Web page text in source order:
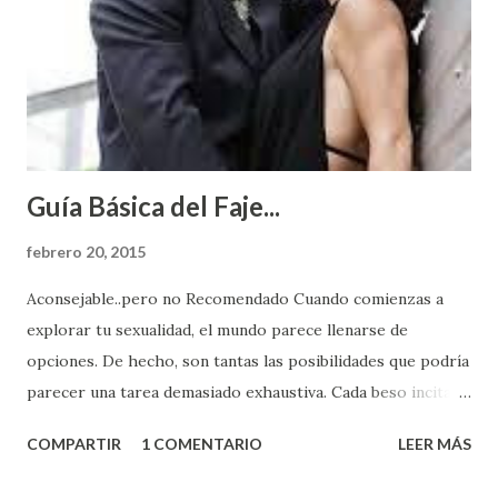
Guía Básica del Faje...
febrero 20, 2015
Aconsejable..pero no Recomendado Cuando comienzas a
explorar tu sexualidad, el mundo parece llenarse de
opciones. De hecho, son tantas las posibilidades que podría
parecer una tarea demasiado exhaustiva. Cada beso incita
partes de ti que jamás hubieras imaginado. El problema es
COMPARTIR 1 COMENTARIO LEER MÁS